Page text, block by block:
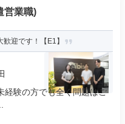
営業職)
迎です！【E1】
経験の方でも全く問題はご